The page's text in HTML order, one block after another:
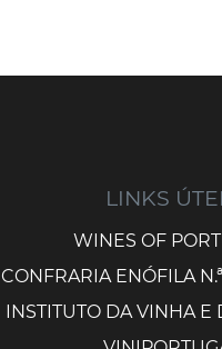
LINKS
WINES OF
CONFRARIA ENÓFILA
INSTITUTO DA VINHA E